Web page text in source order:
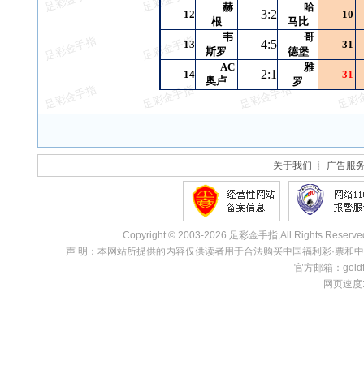
12
赫
根
3:2
哈
马比
10
13
韦
斯罗
4:5
哥
德堡
31
14
AC
奥卢
2:1
雅
罗
31
关于我们 ┊ 广告服
Copyright © 2003-2026 足彩金手指,All Rights
声 明：本网站所提供的内容仅供读者用于合法购买中国福利彩·票和
官方邮箱：
网页速